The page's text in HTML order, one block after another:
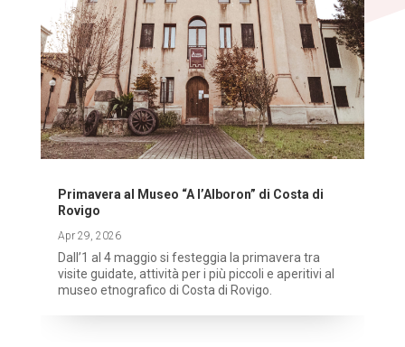
Primavera al Museo “A l’Alboron” di Costa di
Rovigo
Apr 29, 2026
Dall’1 al 4 maggio si festeggia la primavera tra
visite guidate, attività per i più piccoli e aperitivi al
museo etnografico di Costa di Rovigo.